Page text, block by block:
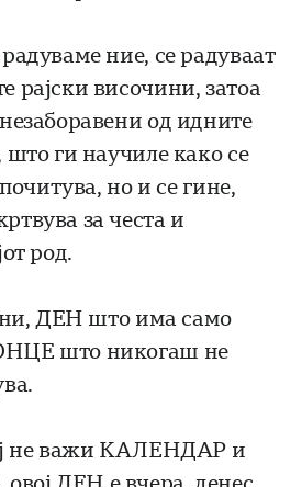
ние, се радуваат
рајски височини, затоа
од идните
што ги научиле како се
но и се гине,
за честа и
род.
ДЕН што има само
што никогаш не
не важи КАЛЕНДАР и